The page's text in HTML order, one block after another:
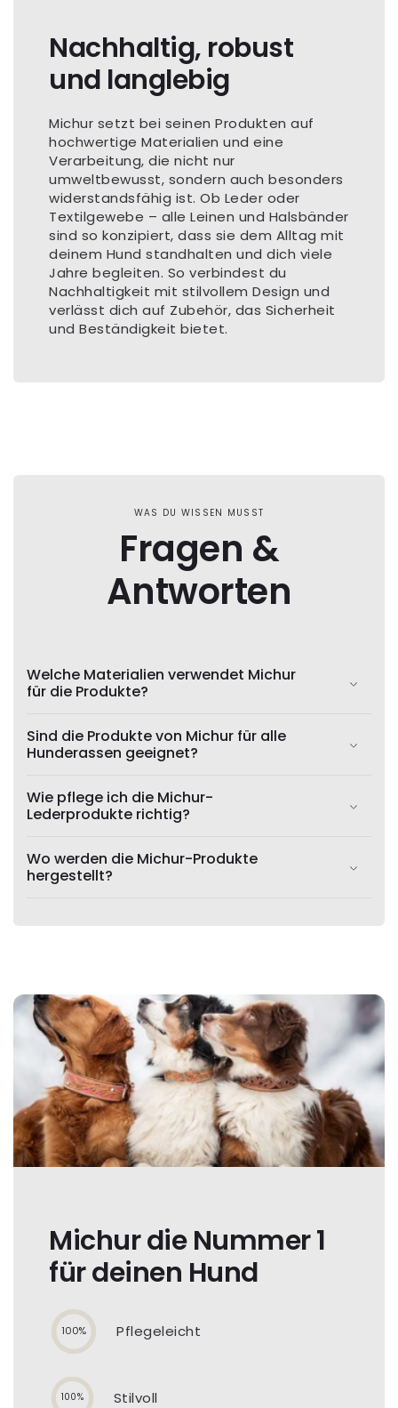
Nachhaltig, robust
und langlebig
Michur setzt bei seinen Produkten auf
hochwertige Materialien und eine
Verarbeitung, die nicht nur
umweltbewusst, sondern auch besonders
widerstandsfähig ist. Ob Leder oder
Textilgewebe – alle Leinen und Halsbänder
sind so konzipiert, dass sie dem Alltag mit
deinem Hund standhalten und dich viele
Jahre begleiten. So verbindest du
Nachhaltigkeit mit stilvollem Design und
verlässt dich auf Zubehör, das Sicherheit
und Beständigkeit bietet.
WAS DU WISSEN MUSST
Fragen &
Antworten
Welche Materialien verwendet Michur
für die Produkte?
Sind die Produkte von Michur für alle
Hunderassen geeignet?
Wie pflege ich die Michur-
Lederprodukte richtig?
Wo werden die Michur-Produkte
hergestellt?
Michur die Nummer 1
für deinen Hund
100% Pflegeleicht
100% Stilvoll